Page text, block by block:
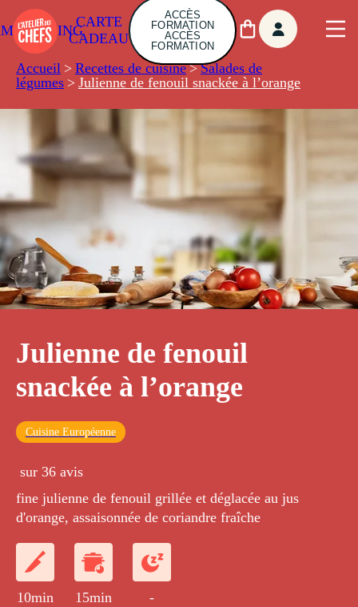
CARTE
CADEAU
ACCÈS
FORMATION
ACCÈS
FORMATION
Accueil > Recettes de cuisine > Salades de
légumes > Julienne de fenouil snackée à l’orange
Julienne de fenouil
snackée à l’orange
Cuisine Européenne
sur 36 avis
fine julienne de fenouil grillée et déglacée au jus
d'orange, assaisonnée de coriandre fraîche
10min 15min -